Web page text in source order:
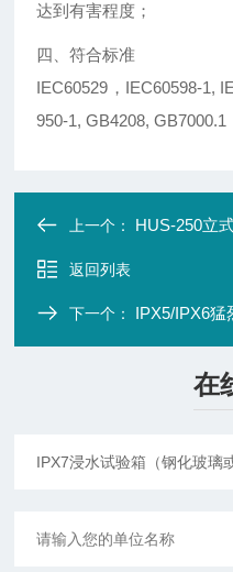
达到有害程度；
四、符合标准
IEC60529，IEC60598-1,
950-1, GB4208, GB7000.1
上一个： HUS-250立
返回列表
下一个： IPX5/IPX6猛
在